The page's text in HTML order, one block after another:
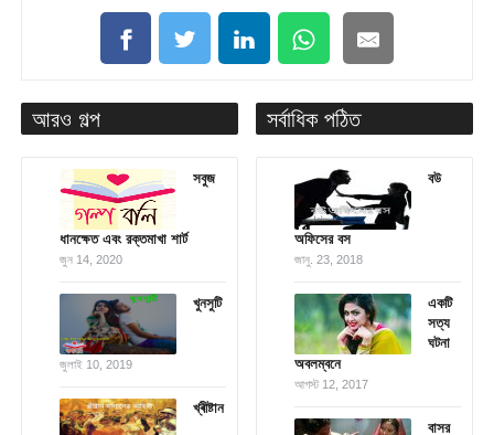
আরও গল্প
সবুজ
ধানক্ষেত এবং রক্তমাখা শার্ট
জুন 14, 2020
খুনসুটি
জুলাই 10, 2019
খ্ৰীষ্টান
সর্বাধিক পঠিত
বউ
অফিসের বস
জানু. 23, 2018
একটি
সত্য
ঘটনা
অবলম্বনে
আগস্ট 12, 2017
বাসর